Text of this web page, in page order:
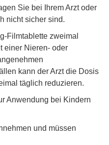
Sie bei Ihrem Arzt oder
nicht sicher sind.
Filmtablette zweimal
einer Nieren- oder
kann der Arzt die Dosis
täglich reduzieren.
Anwendung bei Kindern
und müssen